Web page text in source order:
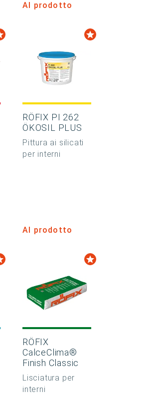
Al prodotto
RÖFIX PI 262
ÖKOSIL PLUS
Pittura ai silicati
per interni
Al prodotto
RÖFIX
CalceClima®
Finish Classic
Lisciatura per
interni